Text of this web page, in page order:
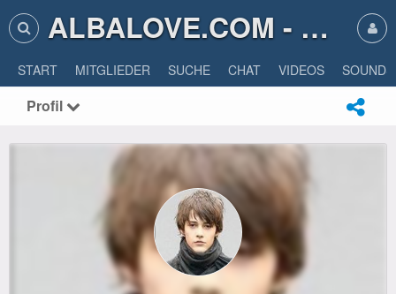
ALBALOVE.COM - ALBA LOVE
START MITGLIEDER SUCHE CHAT VIDEOS SOUNDS
Profil